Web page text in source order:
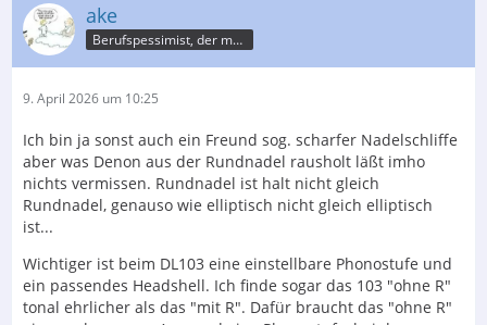
ake
Berufspessimist, der meist recht behält
9. April 2026 um 10:25
Ich bin ja sonst auch ein Freund sog. scharfer Nadelschliffe
aber was Denon aus der Rundnadel rausholt läßt imho
nichts vermissen. Rundnadel ist halt nicht gleich
Rundnadel, genauso wie elliptisch nicht gleich elliptisch
ist...
Wichtiger ist beim DL103 eine einstellbare Phonostufe und
ein passendes Headshell. Ich finde sogar das 103 "ohne R"
tonal ehrlicher als das "mit R". Dafür braucht das "ohne R"